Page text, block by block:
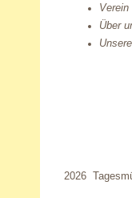
Verein
Über
2026